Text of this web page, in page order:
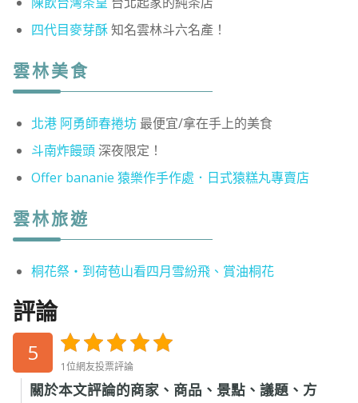
四代目麥芽酥知名雲林斗六名產！
雲林美食
北港 阿勇師春捲坊最便宜/拿在手上的美食
斗南炸饅頭深夜限定！
Offer bananie 猿樂作手作處．日式猿糕丸專賣店
雲林旅遊
桐花祭‧到荷苞山看四月雪紛飛、賞油桐花
評論
5
1位網友投票評論
關於本文評論的商家、商品、景點、議題、方